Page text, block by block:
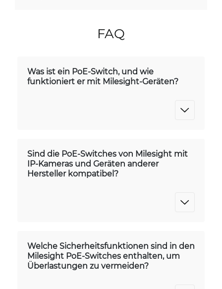
FAQ
Was ist ein PoE-Switch, und wie
funktioniert er mit Milesight-Geräten?
Sind die PoE-Switches von Milesight mit
IP-Kameras und Geräten anderer
Hersteller kompatibel?
Welche Sicherheitsfunktionen sind in den
Milesight PoE-Switches enthalten, um
Überlastungen zu vermeiden?